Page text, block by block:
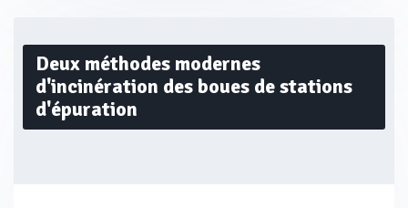
Deux méthodes modernes
d'incinération des boues de stations
d'épuration